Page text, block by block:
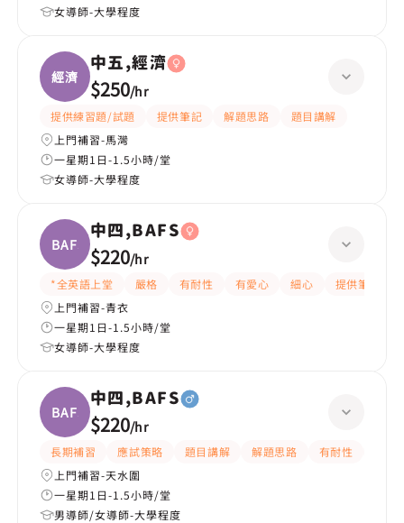
女導師-大學程度
經濟
中五,經濟
$250/hr
提供練習題/試題 提供筆記 解題思路
題目講解
上門補習-馬灣
一星期1日-1.5小時/堂
女導師-大學程度
BAFS
中四,BAFS
$220/hr
*全英語上堂 嚴格 有耐性 有愛心 細心 提供筆記
上門補習-青衣
一星期1日-1.5小時/堂
女導師-大學程度
BAFS
中四,BAFS
$220/hr
長期補習 應試策略 題目講解 解題思路 有耐性
上門補習-天水圍
一星期1日-1.5小時/堂
男導師/女導師-大學程度